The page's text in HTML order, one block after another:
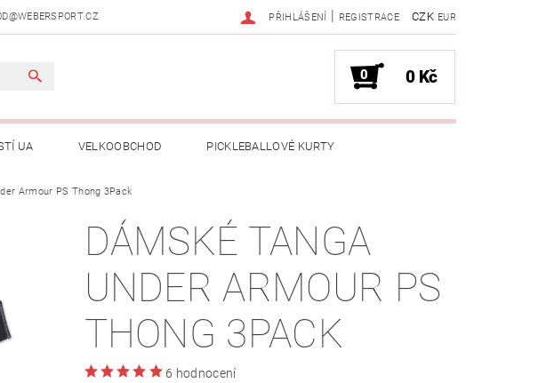
CZK EUR
PŘIHLÁŠENÍ | REGISTRACE
0 0 Kč
UA VELKOOBCHOD PICKLEBALLOVÉ KURTY
Armour PS Thong 3Pack
DÁMSKÉ TANGA
UNDER ARMOUR PS
THONG 3PACK
6 hodnocení